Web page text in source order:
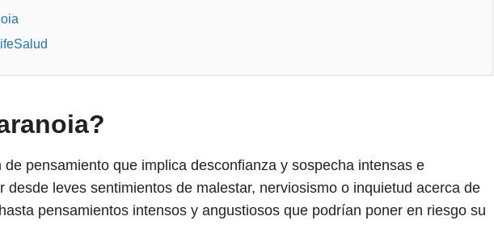
pensamiento que implica desconfianza y sospecha intensas e
desde leves sentimientos de malestar, nerviosismo o inquietud acerca de
pensamientos intensos y angustiosos que podrían poner en riesgo su